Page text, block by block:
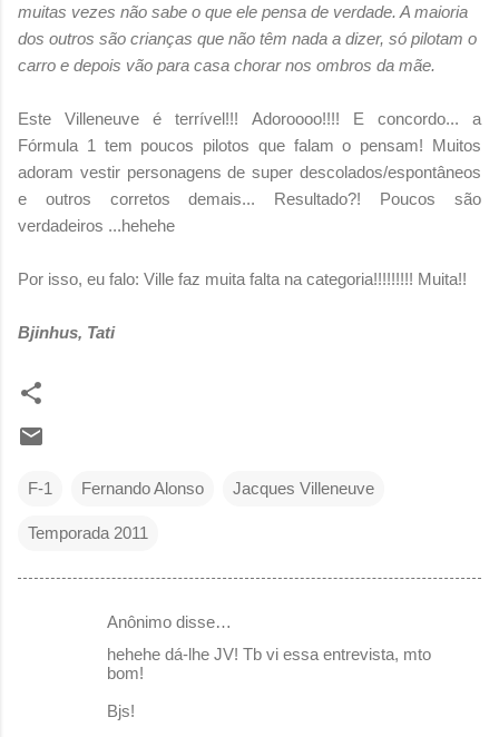
muitas vezes não sabe o que ele pensa de verdade. A maioria
dos outros são crianças que não têm nada a dizer, só pilotam o
carro e depois vão para casa chorar nos ombros da mãe.
Este Villeneuve é terrível!!! Adoroooo!!!! E concordo... a
Fórmula 1 tem poucos pilotos que falam o pensam! Muitos
adoram vestir personagens de super descolados/espontâneos
e outros corretos demais... Resultado?! Poucos são
verdadeiros ...hehehe
Por isso, eu falo: Ville faz muita falta na categoria!!!!!!!!! Muita!!
Bjinhus, Tati
F-1 Fernando Alonso Jacques Villeneuve
Temporada 2011
Anônimo disse…
hehehe dá-lhe JV! Tb vi essa entrevista, mto
bom!
Bjs!